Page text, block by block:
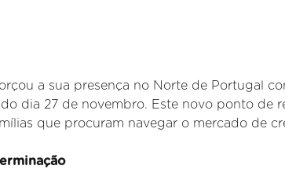
a sua presença no Norte de Portugal
dia 27 de novembro. Este novo ponto de
que procuram navegar o mercado de